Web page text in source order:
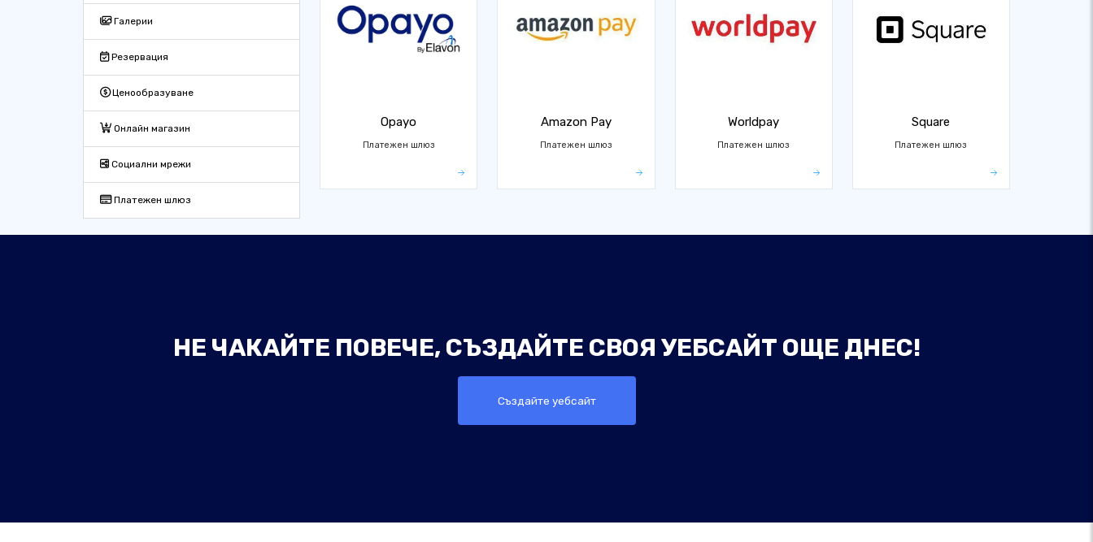
Галерии
Резервация
Ценообразуване
Онлайн магазин
Социални мрежи
Платежен шлюз
Opayo
Платежен шлюз
Amazon Pay
Платежен шлюз
Worldpay
Платежен шлюз
Square
Платежен шлюз
НЕ ЧАКАЙТЕ ПОВЕЧЕ, СЪЗДАЙТЕ СВОЯ УЕБСАЙТ ОЩЕ ДНЕС!
Създайте уебсайт